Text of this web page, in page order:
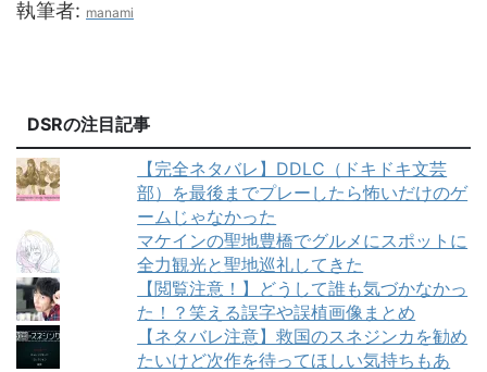
執筆者: manami
DSRの注目記事
【完全ネタバレ】DDLC（ドキドキ文芸
部）を最後までプレーしたら怖いだけのゲ
ームじゃなかった
マケインの聖地豊橋でグルメにスポットに
全力観光と聖地巡礼してきた
【閲覧注意！】どうして誰も気づかなかっ
た！？笑える誤字や誤植画像まとめ
【ネタバレ注意】救国のスネジンカを勧め
たいけど次作を待ってほしい気持ちもあ